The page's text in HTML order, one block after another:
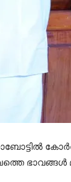
ഭാവങ്ങള്‍